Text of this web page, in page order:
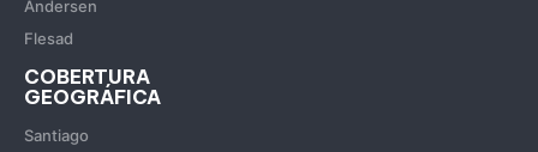
Andersen
Flesad
COBERTURA
GEOGRÁFICA
Santiago